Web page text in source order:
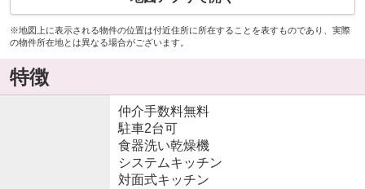
※地図上に表示される物件の位置は付近住所に所在することを表すものであり、実際
の物件所在地とは異なる場合がございます。
特徴
仲介手数料無料
駐車2台可
食器洗い乾燥機
システムキッチン
対面式キッチン